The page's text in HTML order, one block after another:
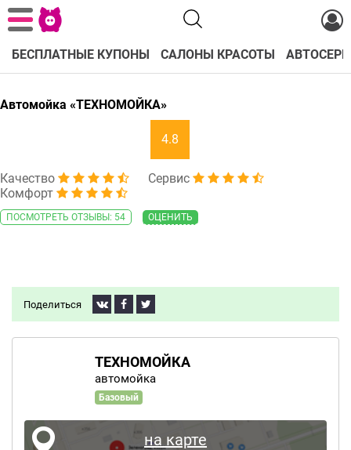
БЕСПЛАТНЫЕ КУПОНЫ САЛОНЫ КРАСОТЫ
Автомойка «ТЕХНОМОЙКА»
4.8
Качество
Сервис
Комфорт
ПОСМОТРЕТЬ ОТЗЫВЫ: 54 ОЦЕНИТЬ
Поделиться
ТЕХНОМОЙКА
автомойка
Базовый
на карте